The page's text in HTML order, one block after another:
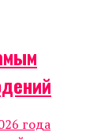
года